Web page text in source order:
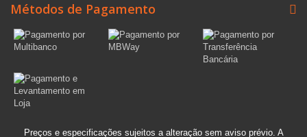
Métodos de Pagamento
Preços e especificações sujeitos a alteração sem aviso prévio. A